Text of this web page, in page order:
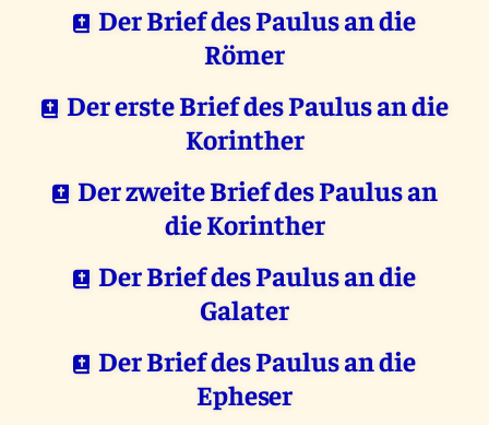
Der Brief des Paulus an die
Römer
Der erste Brief des Paulus an die
Korinther
Der zweite Brief des Paulus an
die Korinther
Der Brief des Paulus an die
Galater
Der Brief des Paulus an die
Epheser